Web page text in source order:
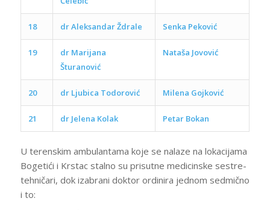
18 dr Aleksandar Ždrale Senka Peković
19
dr Marijana
Šturanović
Nataša Jovović
20 dr Ljubica Todorović Milena Gojković
21 dr Jelena Kolak Petar Bokan
U terenskim ambulantama koje se nalaze na lokacijama
Bogetići i Krstac stalno su prisutne medicinske sestre-
tehničari, dok izabrani doktor ordinira jednom sedmično
i to: